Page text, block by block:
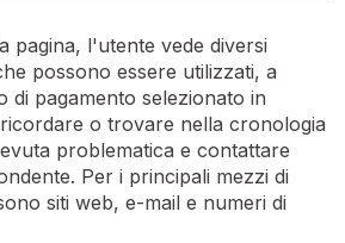
pagina, l'utente vede diversi
possono essere utilizzati, a
di pagamento selezionato in
o trovare nella cronologia
problematica e contattare
Per i principali mezzi di
siti web, e-mail e numeri di